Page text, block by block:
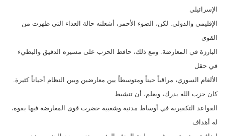
الإسرائيلي
الإقليمي والدولي. لكن، الضوء الأحمر، أشعلته حالة العداء التي ظهرت من
القوى
البارزة في المعارضة. ومع ذلك، حافظ الحزب على مسيره الدقيق والبطيء
في حقل
الألغام السوري، مراقباً حيناً ومتوسطاً بين معارضين وبين النظام أحياناً كثيرة.
كان حزب الله يدرك، ويعلم، أن تنشيط
القواعد التكفيرية في أوساط مدنية وشعبية حضرت قوى المعارضة فيها بقوة،
له أهداف